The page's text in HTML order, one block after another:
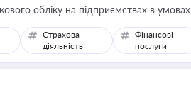
обліку на підприємствах в
Страхова
діяльність
Фінансові
послуги